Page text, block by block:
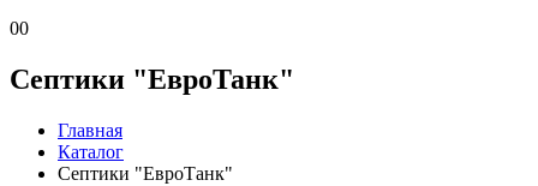
00
Септики "ЕвроТанк"
Главная
Каталог
Септики "ЕвроТанк"